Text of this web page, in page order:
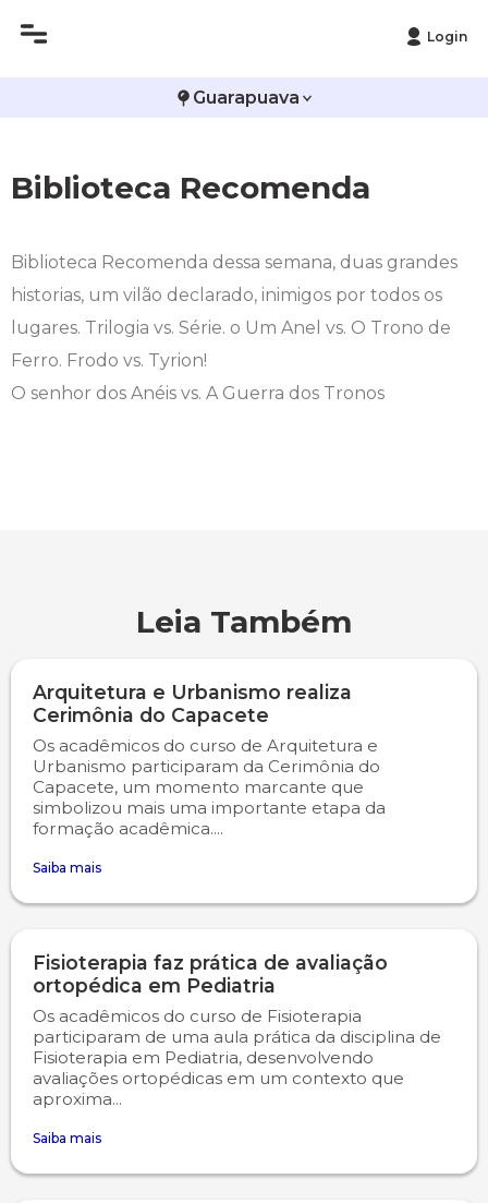
Login
Guarapuava
Biblioteca Recomenda
Biblioteca Recomenda dessa semana, duas grandes
historias, um vilão declarado, inimigos por todos os
lugares. Trilogia vs. Série. o Um Anel vs. O Trono de
Ferro. Frodo vs. Tyrion!
O senhor dos Anéis vs. A Guerra dos Tronos
Leia Também
Arquitetura e Urbanismo realiza
Cerimônia do Capacete
Os acadêmicos do curso de Arquitetura e
Urbanismo participaram da Cerimônia do
Capacete, um momento marcante que
simbolizou mais uma importante etapa da
formação acadêmica....
Saiba mais
Fisioterapia faz prática de avaliação
ortopédica em Pediatria
Os acadêmicos do curso de Fisioterapia
participaram de uma aula prática da disciplina de
Fisioterapia em Pediatria, desenvolvendo
avaliações ortopédicas em um contexto que
aproxima...
Saiba mais
Infraestrutura
Editais
Publicações Institucionais
Biomedicina
Ciências Contábeis
Direito
Enfermagem
Engenharia Mecânica
Farmácia
Fisioterapia
Medicina
Medicina Veterinária
Odontologia
Psicologia
Publicidade e Propaganda
Atividades Complementares e Sociais
Biblioteca
Calendário Acadêmico
Calendário de Provas
Manual do Acadêmico
Manual de Formatura
Manual de Trabalhos Acadêmicos
Minha Biblioteca
Núcleo de Apoio Psicopedagógico
Plano de Ensino
Segunda Chamada
Seguro Escolar
Sapien
CPA
COLAP
Comissão de Ética no Uso de Animais
Comitê de Ética em Pesquisa
Intercampo
Logos Campo Real
NAPP e NAPC
Portal do Egresso
Programa de Monitoria
Publicações Científicas
Revistas Campo Real
WhatsApp Campo Real